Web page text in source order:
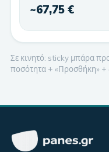
~67,75 €
Σε κινητό: sticky μπάρα
ποσότητα + «Προσθήκη» +